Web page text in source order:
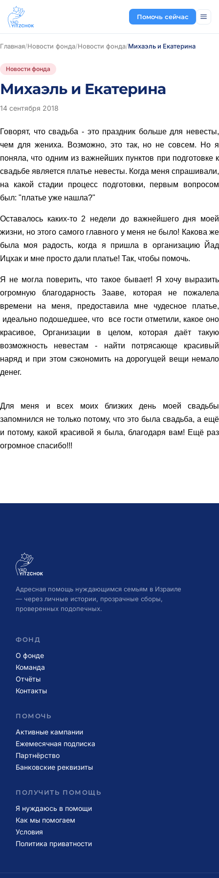
Помочь сейчас
Главная/Новости фонда/Новости фонда/Михаэль и Екатерина
Новости фонда
Михаэль и Екатерина
14 сентября 2018
Говорят, что свадьба - это праздник больше для невесты,
чем для жениха. Возможно, это так, но не совсем. Но я
поняла, что одним из важнейших пунктов при подготовке к
свадьбе является платье невесты. Когда меня спрашивали,
на какой стадии процесс подготовки, первым вопросом
был: "платье уже нашла?"
Оставалось каких-то 2 недели до важнейшего дня моей
жизни, но этого самого главного у меня не было! Какова же
была моя радость, когда я пришла в организацию Йад
Ицхак и мне просто дали платье! Так, чтобы помочь.
Я не могла поверить, что такое бывает! Я хочу выразить
огромную благодарность Зааве, которая не пожалела
времени на меня, предоставила мне чудесное платье,
идеально подошедшее, что все гости отметили, какое оно
красивое, Организации в целом, которая даёт такую
возможность невестам - найти потрясающе красивый
наряд и при этом сэкономить на дорогущей вещи немало
денег.
Для меня и всех моих близких день моей свадьбы
запомнился не только потому, что это была свадьба, а ещё
и потому, какой красивой я была, благодаря вам! Ещё раз
огромное спасибо!!!
Адресная помощь нуждающимся семьям в Израиле
— через личные истории, прозрачные сборы,
проверенных подопечных.
ФОНД
О фонде
Команда
Отчёты
Контакты
ПОМОЧЬ
Активные кампании
Ежемесячная подписка
Партнёрство
Банковские реквизиты
ПОЛУЧИТЬ ПОМОЩЬ
Я нуждаюсь в помощи
Как мы помогаем
Условия
Политика приватности